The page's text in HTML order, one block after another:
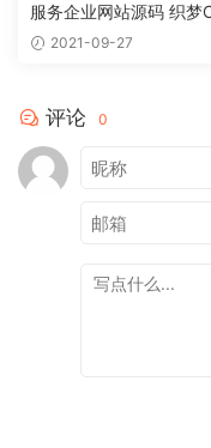
服务企业网站源码 织梦
模板2021-09-27
评论 0